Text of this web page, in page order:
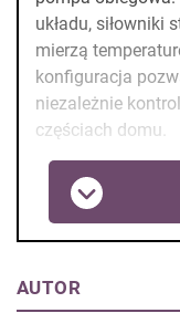
układu, siłowniki
mierzą
konfiguracja
niezależnie
częściach domu.
AUTOR